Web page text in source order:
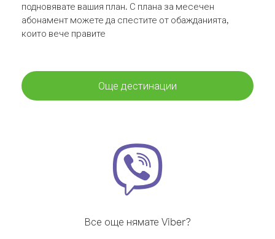
подновявате вашия план. С плана за месечен
абонамент можете да спестите от обажданията,
които вече правите
Още дестинации
Все още нямате Viber?